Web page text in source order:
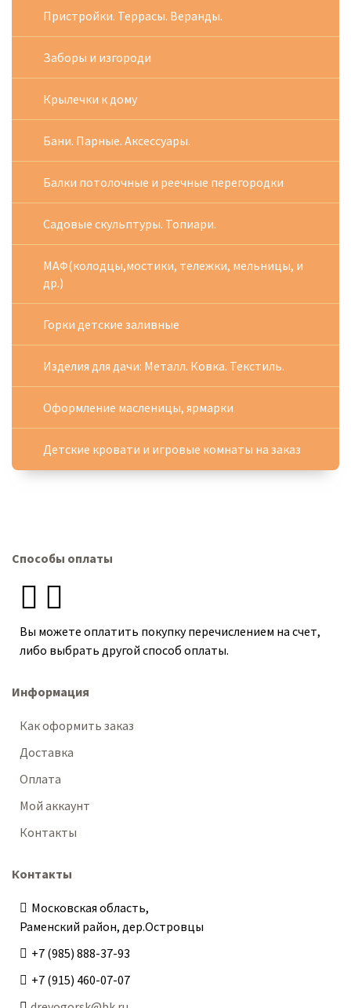
Пристройки. Террасы. Веранды.
Заборы и изгороди
Крылечки к дому
Бани. Парные. Аксессуары.
Балки потолочные и реечные перегородки
Садовые скульптуры. Топиари.
МАФ(колодцы,мостики, тележки, мельницы, и
др.)
Горки детские заливные
Изделия для дачи: Металл. Ковка. Текстиль.
Оформление масленицы, ярмарки
Детские кровати и игровые комнаты на заказ
Способы оплаты
Вы можете оплатить покупку перечислением на счет,
либо выбрать другой способ оплаты.
Информация
Как оформить заказ
Доставка
Оплата
Мой аккаунт
Контакты
Контакты
Московская область,
Раменский район, дер.Островцы
+7 (985) 888-37-93
+7 (915) 460-07-07